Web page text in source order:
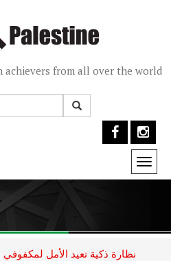
achievers from all over the world
نظارة ذكية تعيد الأمل